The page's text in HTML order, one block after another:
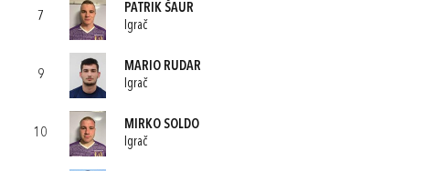
7
PATRIK ŠAUR
Igrač
9
MARIO RUDAR
Igrač
10
MIRKO SOLDO
Igrač